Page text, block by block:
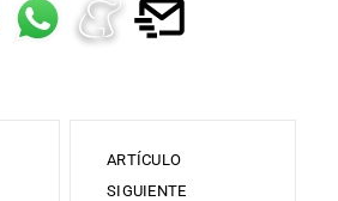
ARTÍCULO
SIGUIENTE